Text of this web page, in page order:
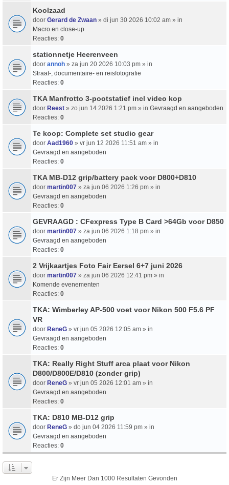
Koolzaad
door Gerard de Zwaan » di jun 30 2026 10:02 am » in
Macro en close-up
Reacties: 0
stationnetje Heerenveen
door annoh » za jun 20 2026 10:03 pm » in
Straat-, documentaire- en reisfotografie
Reacties: 0
TKA Manfrotto 3-pootstatief incl video kop
door Reest » zo jun 14 2026 1:21 pm » in Gevraagd en aangeboden
Reacties: 0
Te koop: Complete set studio gear
door Aad1960 » vr jun 12 2026 11:51 am » in
Gevraagd en aangeboden
Reacties: 0
TKA MB-D12 grip/battery pack voor D800+D810
door martin007 » za jun 06 2026 1:26 pm » in
Gevraagd en aangeboden
Reacties: 0
GEVRAAGD : CFexpress Type B Card >64Gb voor D850
door martin007 » za jun 06 2026 1:18 pm » in
Gevraagd en aangeboden
Reacties: 0
2 Vrijkaartjes Foto Fair Eersel 6+7 juni 2026
door martin007 » za jun 06 2026 12:41 pm » in
Komende evenementen
Reacties: 0
TKA: Wimberley AP-500 voet voor Nikon 500 F5.6 PF
VR
door ReneG » vr jun 05 2026 12:05 am » in
Gevraagd en aangeboden
Reacties: 0
TKA: Really Right Stuff arca plaat voor Nikon
D800/D800E/D810 (zonder grip)
door ReneG » vr jun 05 2026 12:01 am » in
Gevraagd en aangeboden
Reacties: 0
TKA: D810 MB-D12 grip
door ReneG » do jun 04 2026 11:59 pm » in
Gevraagd en aangeboden
Reacties: 0
Er Zijn Meer Dan 1000 Resultaten Gevonden